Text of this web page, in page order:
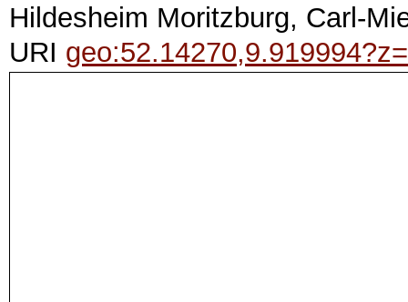
Hildesheim Moritzburg, Carl-
URI